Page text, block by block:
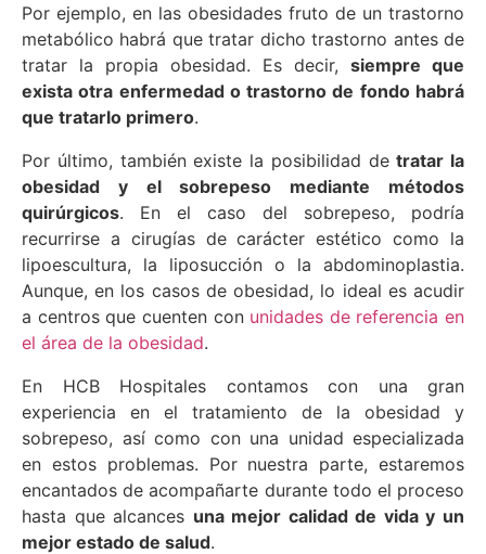
Por ejemplo, en las obesidades fruto de un trastorno
metabólico habrá que tratar dicho trastorno antes de
tratar la propia obesidad. Es decir, siempre que
exista otra enfermedad o trastorno de fondo habrá
que tratarlo primero.
Por último, también existe la posibilidad detratar la
obesidad y el sobrepeso mediante métodos
quirúrgicos. En el caso del sobrepeso, podría
recurrirse a cirugías de carácter estético como la
lipoescultura, la liposucción o la abdominoplastia.
Aunque, en los casos de obesidad, lo ideal es acudir
a centros que cuenten conunidades de referencia en
el área de la obesidad.
En HCB Hospitales contamos con una gran
experiencia en el tratamiento de la obesidad y
sobrepeso, así como con una unidad especializada
en estos problemas. Por nuestra parte, estaremos
encantados de acompañarte durante todo el proceso
hasta que alcances una mejor calidad de vida y un
mejor estado de salud.